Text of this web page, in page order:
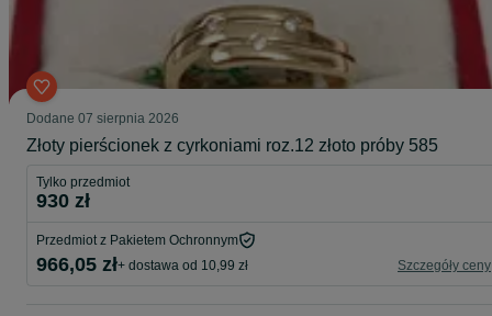
Dodane 07 sierpnia 2026
Złoty pierścionek z cyrkoniami roz.12 złoto próby 585
Tylko przedmiot
930 zł
Przedmiot z Pakietem Ochronnym
966,05 zł+ dostawa od 10,99 zł Szczegóły ceny